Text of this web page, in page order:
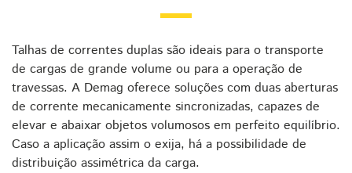
Talhas de correntes duplas são ideais para o transporte
de cargas de grande volume ou para a operação de
travessas. A Demag oferece soluções com duas aberturas
de corrente mecanicamente sincronizadas, capazes de
elevar e abaixar objetos volumosos em perfeito equilíbrio.
Caso a aplicação assim o exija, há a possibilidade de
distribuição assimétrica da carga.